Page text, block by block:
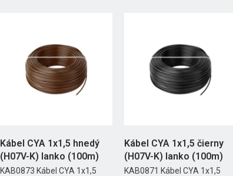
Kábel CYA 1x1,5 hnedý
(H07V-K) lanko (100m)
KAB0873 Kábel CYA 1x1,5
Kábel CYA 1x1,5 čierny
(H07V-K) lanko (100m)
KAB0871 Kábel CYA 1x1,5